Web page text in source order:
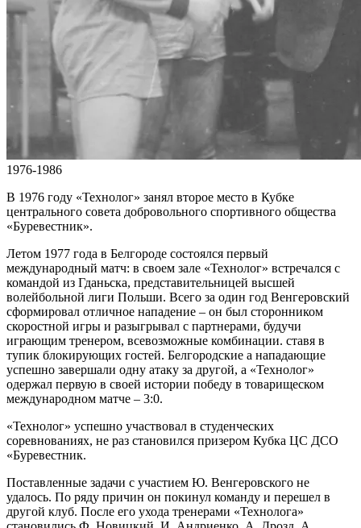
1976-1986
В 1976 году «Технолог» занял второе место в Кубке
центрального совета добровольного спортивного общества
«Буревестник».
Летом 1977 года в Белгороде состоялся первый
международный матч: в своем зале «Технолог» встречался с
командой из Гданьска, представительницей высшей
волейбольной лиги Польши. Всего за один год Венгеровский
сформировал отличное нападение – он был сторонником
скоростной игры и разыгрывал с партнерами, будучи
играющим тренером, всевозможные комбинации. ставя в
тупик блокирующих гостей. Белгородские а нападающие
успешно завершали одну атаку за другой, а «Технолог»
одержал первую в своей истории победу в товарищеском
международном матче – 3:0.
«Технолог» успешно участвовал в студенческих
соревнованиях, не раз становился призером Кубка ЦС ДСО
«Буревестник.
Поставленные задачи с участием Ю. Венгеровского не
удалось. По ряду причин он покинул команду и перешел в
другой клуб. После его ухода тренерами «Технолога»